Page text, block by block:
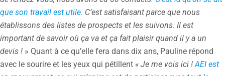
que son travail est utile. C’est satisfaisant parce que nous
établissons des listes de prospects et les suivons. Il est
important de savoir où ça va et ça fait plaisir quand il y a un
devis ! » Quant à ce qu’elle fera dans dix ans, Pauline répond
avec le sourire et les yeux qui pétillent « Je me vois ici !AEI est